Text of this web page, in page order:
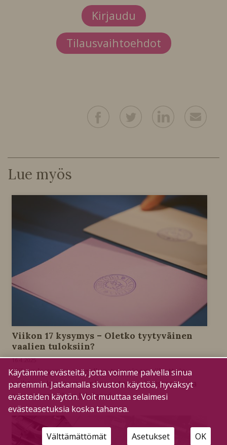
Kirjaudu
Tilausvaihtoehdot
Lue myös
Viikon 17 kysymys – Oletko tyytyväinen
vaalien tuloksiin?
16.4.2025
Viikon kysymys on gallup-tyyppinen viikottain
vaihtuva kysymys, jonka vastaus julkaistaan aina
seuraavan viikon lehdessä.
Käytämme evästeitä, jotta voimme palvella sinua
paremmin. Jatkamalla sivuston käyttöä, hyväksyt
evästeiden käytön. Voit muuttaa selaimesi
evästeasetuksia koska tahansa.
Välttämättömät Asetukset OK